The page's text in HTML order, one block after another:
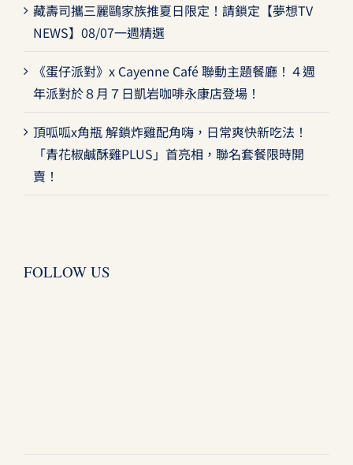
藏壽司攜三麗鷗家族推夏日限定！請鎖定【夢想TV
NEWS】08/07一週精選
《蛋仔派對》x Cayenne Café 聯動主題餐廳！４週
年派對於８月７日凱岩咖啡永康店登場！
頂呱呱x角瓶 解鎖炸雞配角嗨，日常爽快新吃法！
「青花椒鹹酥雞PLUS」首亮相，聯名套餐限時開
賣！
FOLLOW US